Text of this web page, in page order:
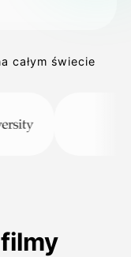
całym świecie